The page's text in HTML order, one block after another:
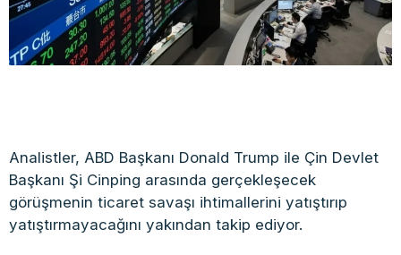
Analistler, ABD Başkanı Donald Trump ile Çin Devlet
Başkanı Şi Cinping arasında gerçekleşecek
görüşmenin ticaret savaşı ihtimallerini yatıştırıp
yatıştırmayacağını yakından takip ediyor.